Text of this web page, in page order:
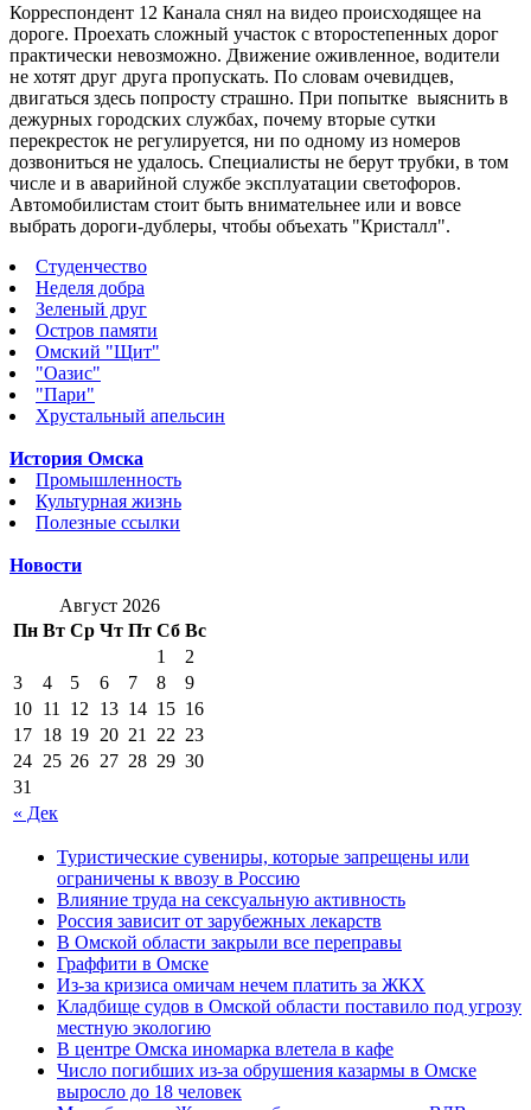
Корреспондент 12 Канала снял на видео происходящее на
дороге. Проехать сложный участок с второстепенных дорог
практически невозможно. Движение оживленное, водители
не хотят друг друга пропускать. По словам очевидцев,
двигаться здесь попросту страшно. При попытке выяснить в
дежурных городских службах, почему вторые сутки
перекресток не регулируется, ни по одному из номеров
дозвониться не удалось. Специалисты не берут трубки, в том
числе и в аварийной службе эксплуатации светофоров.
Автомобилистам стоит быть внимательнее или и вовсе
выбрать дороги-дублеры, чтобы объехать "Кристалл".
Студенчество
Неделя добра
Зеленый друг
Остров памяти
Омский "Щит"
"Оазис"
"Пари"
Хрустальный апельсин
История Омска
Промышленность
Культурная жизнь
Полезные ссылки
Новости
Август 2026
Пн Вт Ср Чт Пт Сб Вс
« Дек
1
2
3
4 5 6 7 8
9
10 11 12 13 14 15 16
17 18 19 20 21 22 23
24 25 26 27 28 29 30
31
Туристические сувениры, которые запрещены или
ограничены к ввозу в Россию
Влияние труда на сексуальную активность
Россия зависит от зарубежных лекарств
В Омской области закрыли все переправы
Граффити в Омске
Из-за кризиса омичам нечем платить за ЖКХ
Кладбище судов в Омской области поставило под угрозу
местную экологию
В центре Омска иномарка влетела в кафе
Число погибших из-за обрушения казармы в Омске
выросло до 18 человек